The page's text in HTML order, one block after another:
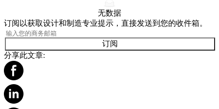
无数据
订阅以获取设计和制造专业提示，直接发送到您的收件箱。
订阅
分享此文章: